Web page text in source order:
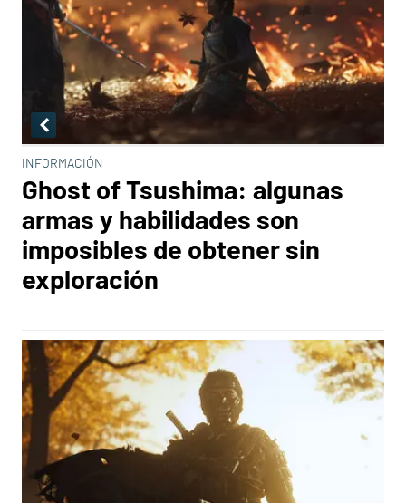
INFORMACIÓN
Ghost of Tsushima: algunas
armas y habilidades son
imposibles de obtener sin
exploración